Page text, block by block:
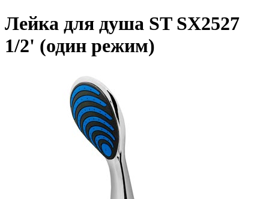
Лейка для душа ST SX2527
1/2' (один режим)